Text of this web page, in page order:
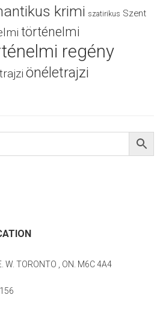
krimi szatirikus Szent
történelmi
regény
önéletrajzi
W. TORONTO , ON. M6C 4A4